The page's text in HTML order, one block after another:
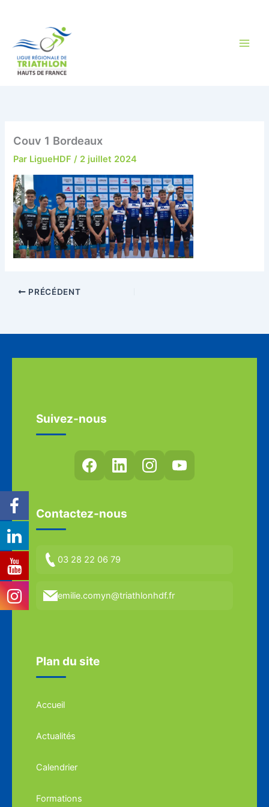
Couv 1 Bordeaux
Par LigueHDF/ 2 juillet 2024
PRÉCÉDENT
Suivez-nous
Contactez-nous
03 28 22 06 79
emilie.comyn@triathlonhdf.fr
Plan du site
Accueil
Actualités
Calendrier
Formations